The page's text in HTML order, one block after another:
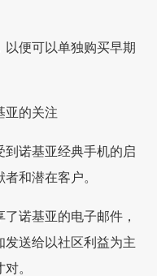
以便可以单独购买早期
亚的关注
到诺基亚经典手机的启
和潜在客户。
诺基亚的电子邮件，
发送给以社区利益为主
。